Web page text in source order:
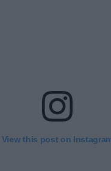
View this post on